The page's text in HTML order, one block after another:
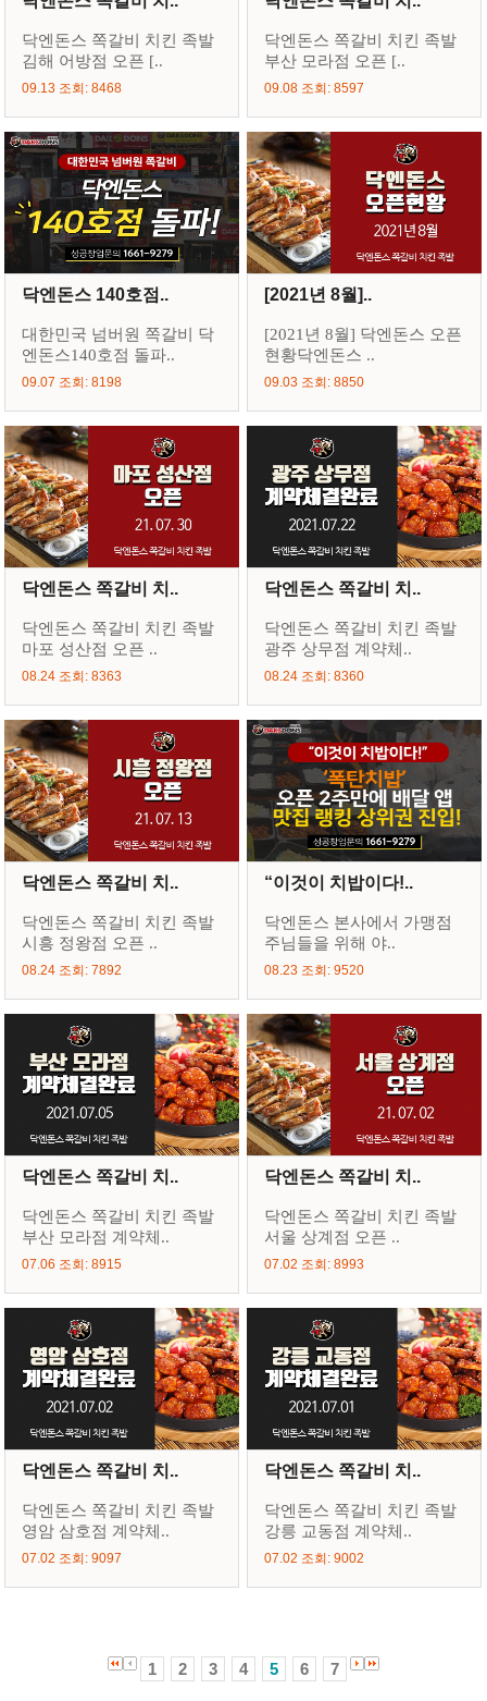
닥엔돈스 쪽갈비 치킨 족발
김해 어방점 오픈 [..
09.13 조회: 8468
닥엔돈스 쪽갈비 치킨 족발
부산 모라점 오픈 [..
09.08 조회: 8597
닥엔돈스 140호점..
대한민국 넘버원 쪽갈비 닥
엔돈스140호점 돌파..
09.07 조회: 8198
[2021년 8월]..
[2021년 8월] 닥엔돈스 오픈
현황닥엔돈스 ..
09.03 조회: 8850
닥엔돈스 쪽갈비 치..
닥엔돈스 쪽갈비 치킨 족발
마포 성산점 오픈 ..
08.24 조회: 8363
닥엔돈스 쪽갈비 치..
닥엔돈스 쪽갈비 치킨 족발
광주 상무점 계약체..
08.24 조회: 8360
닥엔돈스 쪽갈비 치..
닥엔돈스 쪽갈비 치킨 족발
시흥 정왕점 오픈 ..
08.24 조회: 7892
“이것이 치밥이다!..
닥엔돈스 본사에서 가맹점
주님들을 위해 야..
08.23 조회: 9520
닥엔돈스 쪽갈비 치..
닥엔돈스 쪽갈비 치킨 족발
부산 모라점 계약체..
07.06 조회: 8915
닥엔돈스 쪽갈비 치..
닥엔돈스 쪽갈비 치킨 족발
서울 상계점 오픈 ..
07.02 조회: 8993
닥엔돈스 쪽갈비 치..
닥엔돈스 쪽갈비 치킨 족발
영암 삼호점 계약체..
07.02 조회: 9097
닥엔돈스 쪽갈비 치..
닥엔돈스 쪽갈비 치킨 족발
강릉 교동점 계약체..
07.02 조회: 9002
1 2 3 4 5 6 7